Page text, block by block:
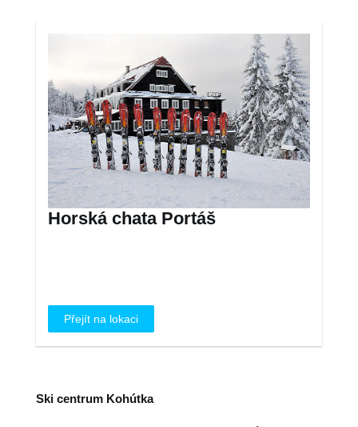
Horská chata Portáš
Přejít na lokaci
Ski centrum Kohútka